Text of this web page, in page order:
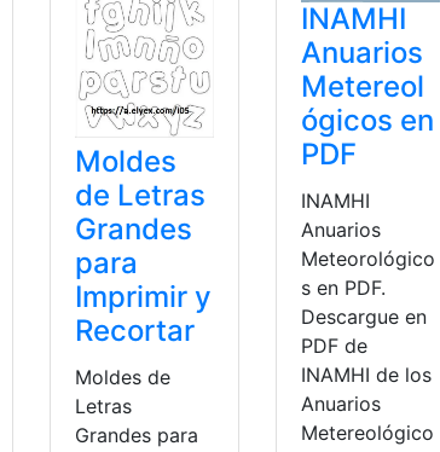
Moldes
de Letras
Grandes
para
Imprimir y
Recortar
Moldes de
Letras
Grandes para
INAMHI
Anuarios
Metereol
ógicos en
PDF
INAMHI
Anuarios
Meteorológico
s en PDF.
Descargue en
PDF de
INAMHI de los
Anuarios
Metereológico